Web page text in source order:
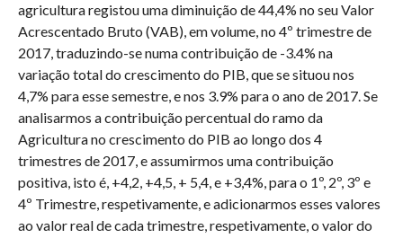
agricultura registou uma diminuição de 44,4% no seu Valor
Acrescentado Bruto (VAB), em volume, no 4º trimestre de
2017, traduzindo-se numa contribuição de -3.4% na
variação total do crescimento do PIB, que se situou nos
4,7% para esse semestre, e nos 3.9% para o ano de 2017. Se
analisarmos a contribuição percentual do ramo da
Agricultura no crescimento do PIB ao longo dos 4
trimestres de 2017, e assumirmos uma contribuição
positiva, isto é, +4,2, +4,5, + 5,4, e +3,4%, para o 1º, 2º, 3º e
4º Trimestre, respetivamente, e adicionarmos esses valores
ao valor real de cada trimestre, respetivamente, o valor do